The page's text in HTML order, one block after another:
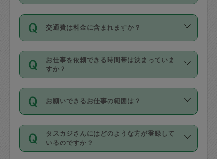
がっていく仕組みになっています。
Diners Club）のみとなります。
を行う際にご入力ください。プロフィー
ル登録時にはご入力いただかなくても大
丈夫です。
デビットカード・プリペイドカード（Vプ
リカ、au WALLETなど）は支払にはご利
銀行振込や現金払いも対応していませ
なお、タスカジさんの交通費も、依頼料
金のご請求と合わせてお支払いとなりま
依頼には「スポット」と「定期（毎週｜
隔週）」があり、「定期」の依頼は「ス
ポット」よりお得な料金でご利用できま
す。
定期の最低利用回数は設けていない代わ
りに、一定数を超えたキャンセルは有償
（例：毎週定期の場合は３回以上のキャ
ンセルが有償（1200円、隔週定期の場合
は２回以上のキャンセルが有償（1200
交通費は料金に含まれますか？
交通費は依頼料金とは別途発生し、依頼
料金のご請求と合わせてお支払いとなり
ます。交通費の金額は「依頼の詳細」に
お仕事を依頼できる時間帯は決まっていま
すか？
時間帯は3種類あります。いずれも１回あ
たり３時間です。
・ＡＭ ９時～１２時
・ＰＭ １３時～１６時
・夜 １８時～２１時
お願いできるお仕事の範囲は？
掃除、整理収納、洗濯、買い物、料理、
作り置きです。タスカジさんによってで
きる仕事の範囲が異なりますので、依頼
タスカジさんにはどのような方が登録して
いるのですか？